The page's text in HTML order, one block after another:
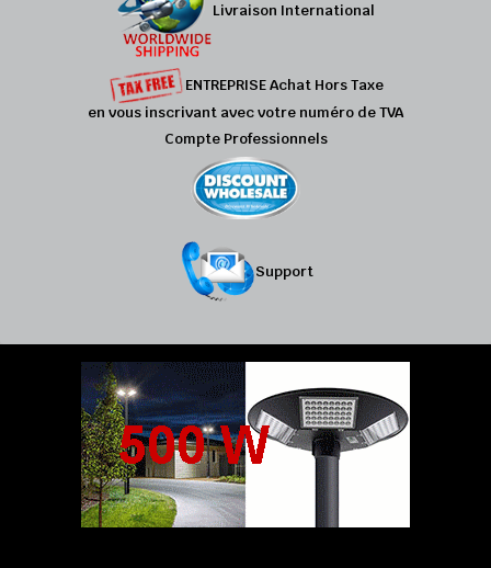
Livraison International
ENTREPRISE Achat Hors Taxe
en vous inscrivant avec votre numéro de TVA
Compte Professionnels
Support